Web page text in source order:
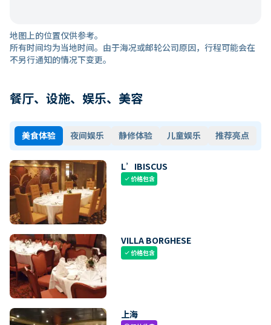
地图上的位置仅供参考。
所有时间均为当地时间。由于海况或邮轮公司原因，行程可能会在
不另行通知的情况下变更。
餐厅、设施、娱乐、美容
美食体验 夜间娱乐 静修体验 儿童娱乐 推荐亮点
L’IBISCUS
check价格包含
VILLA BORGHESE
check价格包含
上海